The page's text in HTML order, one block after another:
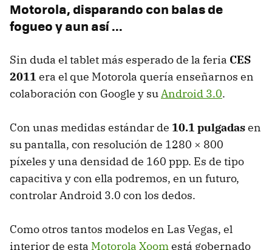
Motorola, disparando con balas de
fogueo y aun así ...
Sin duda el tablet más esperado de la feria CES
2011 era el que Motorola quería enseñarnos en
colaboración con Google y suAndroid 3.0.
Con unas medidas estándar de 10.1 pulgadasen
su pantalla, con resolución de 1280 × 800
píxeles y una densidad de 160 ppp. Es de tipo
capacitiva y con ella podremos, en un futuro,
controlar Android 3.0 con los dedos.
Como otros tantos modelos en Las Vegas, el
interior de esta Motorola Xoomestá gobernado